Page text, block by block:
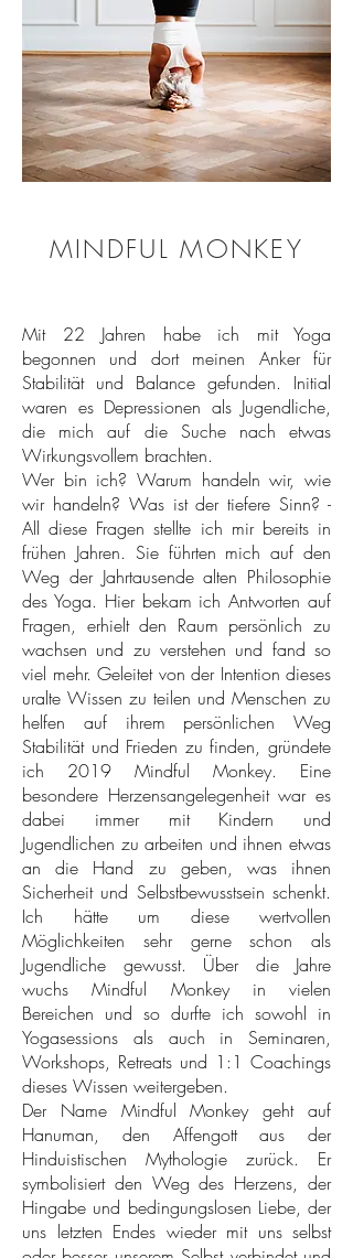
15. Juli 2026
Die Landlust - Café am
Cremerius Hof
Der Soulful Living Circle ist ein ruhiger,
gehaltener Workshop für Frauen, die sich
nach Verbindung, Tiefe und einem
bewussten Seinim Körper sehnen. Dieser
Circle schafft einen geschützten Raum für
Innehalten, Selbstwahrnehmung und
ehrlichen Austausch – jenseits von
Leistungsdruck, Erwartungen oder
Optimierung.
Kein Müssen.
Kein Funktionieren.
Ein Raum zum Ankommen und
Durchatmen.
WEITERE INFOS
MINDFUL MONKEY
Mit 22 Jahren habe ich mit Yoga
begonnen und dort meinen Anker für
Stabilität und Balance gefunden. Initial
waren es Depressionen als Jugendliche,
die mich auf die Suche nach etwas
Wirkungsvollem brachten.
Wer bin ich? Warum handeln wir, wie
wir handeln? Was ist der tiefere Sinn? -
All diese Fragen stellte ich mir bereits in
frühen Jahren. Sie führten mich auf den
Weg der Jahrtausende alten Philosophie
des Yoga. Hier bekam ich Antworten auf
Fragen, erhielt den Raum persönlich zu
wachsen und zu verstehen und fand so
viel mehr. Geleitet von der Intention dieses
uralte Wissen zu teilen und Menschen zu
helfen auf ihrem persönlichen Weg
Stabilität und Frieden zu finden, gründete
ich 2019 Mindful Monkey. Eine
besondere Herzensangelegenheit war es
dabei immer mit Kindern und
Jugendlichen zu arbeiten und ihnen etwas
an die Hand zu geben, was ihnen
Sicherheit und Selbstbewusstsein schenkt.
Ich hätte um diese wertvollen
Möglichkeiten sehr gerne schon als
Jugendliche gewusst. Über die Jahre
wuchs Mindful Monkey in vielen
Bereichen und so durfte ich sowohl in
Yogasessions als auch in Seminaren,
Workshops, Retreats und 1:1 Coachings
dieses Wissen weitergeben.
Der Name Mindful Monkey geht auf
Hanuman, den Affengott aus der
Hinduistischen Mythologie zurück. Er
symbolisiert den Weg des Herzens, der
Hingabe und bedingungslosen Liebe, der
uns letzten Endes wieder mit uns selbst